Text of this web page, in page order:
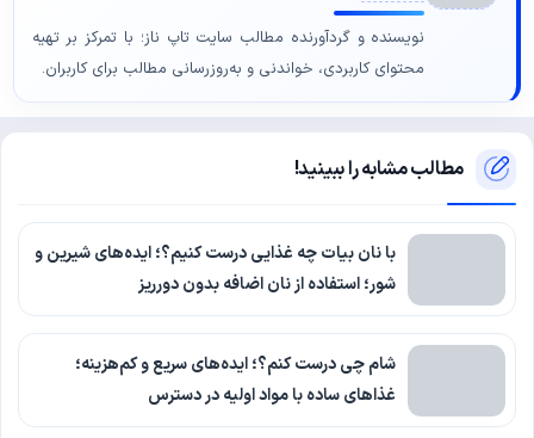
نویسنده و گردآورنده مطالب سایت تاپ ناز؛ با تمرکز بر تهیه
محتوای کاربردی، خواندنی و به‌روزرسانی مطالب برای کاربران.
مطالب مشابه را ببینید!
با نان بیات چه غذایی درست کنیم؟؛ ایده‌های شیرین و
شور؛ استفاده از نان اضافه بدون دورریز
شام چی درست کنم؟؛ ایده‌های سریع و کم‌هزینه؛
غذاهای ساده با مواد اولیه در دسترس